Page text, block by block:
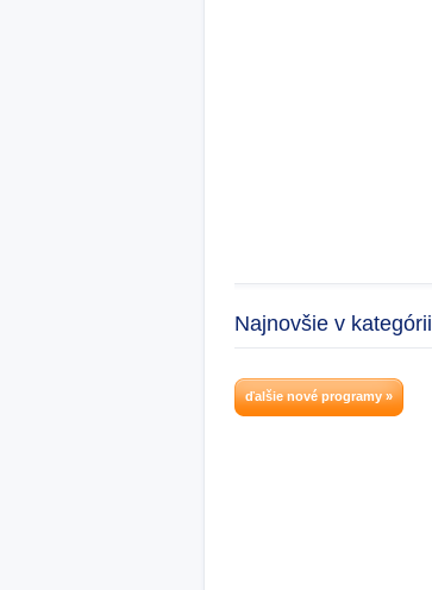
Najnovšie v kategórii
ďalšie nové programy »